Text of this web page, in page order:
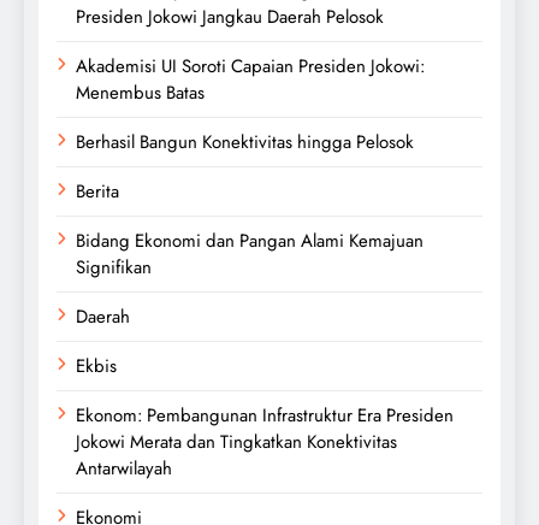
Presiden Jokowi Jangkau Daerah Pelosok
Akademisi UI Soroti Capaian Presiden Jokowi:
Menembus Batas
Berhasil Bangun Konektivitas hingga Pelosok
Berita
Bidang Ekonomi dan Pangan Alami Kemajuan
Signifikan
Daerah
Ekbis
Ekonom: Pembangunan Infrastruktur Era Presiden
Jokowi Merata dan Tingkatkan Konektivitas
Antarwilayah
Ekonomi